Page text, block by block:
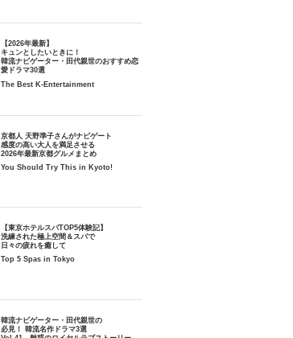
【2026年最新】
キュンとしたいときに！
韓流ナビゲーター・田代親世のおすすめ恋
愛ドラマ30選
The Best K-Entertainment
京都人 天野準子さんがナビゲート
感度の高い大人を満足させる
2026年最新京都グルメまとめ
You Should Try This in Kyoto!
【東京ホテルスパTOP5体験記】
洗練された極上空間＆スパで
日々の疲れを癒して
Top 5 Spas in Tokyo
韓流ナビゲーター・田代親世の
必見！ 韓流名作ドラマ3選